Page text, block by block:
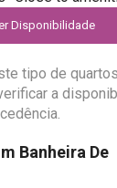
Disponibilidade
tipo de
a
Banheira De